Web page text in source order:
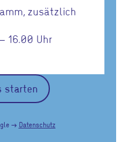
zusätzlich
16.00 Uhr
starten
→ Datenschutz